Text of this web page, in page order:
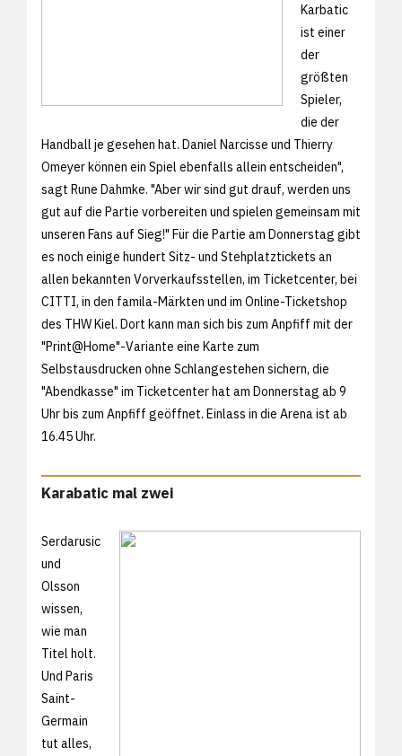
Karbatic
ist einer
der
größten
Spieler,
die der
Handball je gesehen hat. Daniel Narcisse und Thierry
Omeyer können ein Spiel ebenfalls allein entscheiden",
sagt Rune Dahmke. "Aber wir sind gut drauf, werden uns
gut auf die Partie vorbereiten und spielen gemeinsam mit
unseren Fans auf Sieg!" Für die Partie am Donnerstag gibt
es noch einige hundert Sitz- und Stehplatztickets an
allen bekannten Vorverkaufsstellen, im Ticketcenter, bei
CITTI, in den famila-Märkten und im Online-Ticketshop
des THW Kiel. Dort kann man sich bis zum Anpfiff mit der
"Print@Home"-Variante eine Karte zum
Selbstausdrucken ohne Schlangestehen sichern, die
"Abendkasse" im Ticketcenter hat am Donnerstag ab 9
Uhr bis zum Anpfiff geöffnet. Einlass in die Arena ist ab
16.45 Uhr.
Karabatic mal zwei
Serdarusic
und
Olsson
wissen,
wie man
Titel holt.
Und Paris
Saint-
Germain
tut alles,